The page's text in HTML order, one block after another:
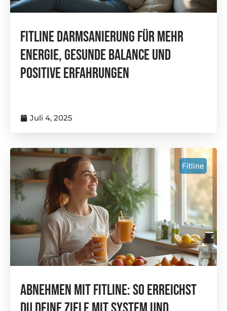
Fitline Darmsanierung Für Mehr
Energie, Gesunde Balance Und
Positive Erfahrungen
Juli 4, 2025
Fitline
Abnehmen Mit Fitline: So Erreichst